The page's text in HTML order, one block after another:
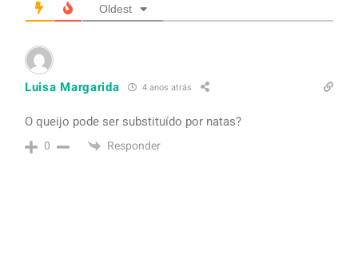
Oldest
Luisa Margarida 4 anos atrás
O queijo pode ser substituído por natas?
0 Responder